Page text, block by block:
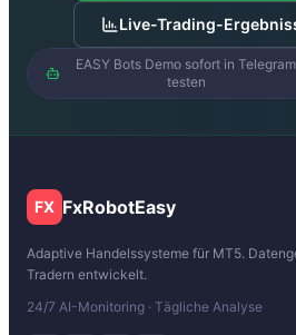
Live-Trading-
EASY Bots Demo sofort in Telegram
testen
FX FxRobotEasy
Adaptive Handelssysteme für MT5.
Tradern entwickelt.
24/7 AI-Monitoring · Tägliche Analyse